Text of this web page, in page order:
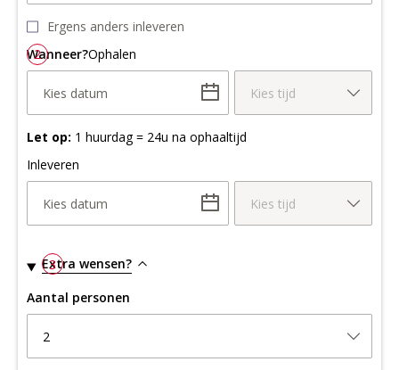
Ergens anders inleveren
2
Wanneer?Ophalen
Kies datum Kies tijd
Let op: 1 huurdag = 24u na ophaaltijd
Inleveren
Kies datum Kies tijd
3
Extra wensen?
Aantal personen
2